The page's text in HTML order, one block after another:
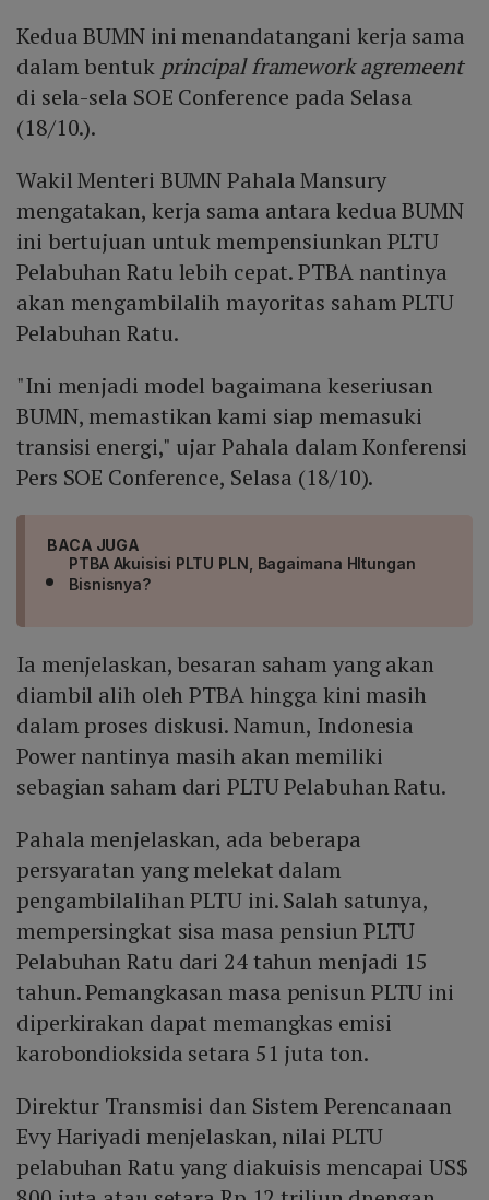
Kedua BUMN ini menandatangani kerja sama
dalam bentuk principal framework agremeent
di sela-sela SOE Conference pada Selasa
(18/10.).
Wakil Menteri BUMN Pahala Mansury
mengatakan, kerja sama antara kedua BUMN
ini bertujuan untuk mempensiunkan PLTU
Pelabuhan Ratu lebih cepat. PTBA nantinya
akan mengambilalih mayoritas saham PLTU
Pelabuhan Ratu.
"Ini menjadi model bagaimana keseriusan
BUMN, memastikan kami siap memasuki
transisi energi," ujar Pahala dalam Konferensi
Pers SOE Conference, Selasa (18/10).
BACA JUGA
PTBA Akuisisi PLTU PLN, Bagaimana HItungan
Bisnisnya?
Ia menjelaskan, besaran saham yang akan
diambil alih oleh PTBA hingga kini masih
dalam proses diskusi. Namun, Indonesia
Power nantinya masih akan memiliki
sebagian saham dari PLTU Pelabuhan Ratu.
Pahala menjelaskan, ada beberapa
persyaratan yang melekat dalam
pengambilalihan PLTU ini. Salah satunya,
mempersingkat sisa masa pensiun PLTU
Pelabuhan Ratu dari 24 tahun menjadi 15
tahun. Pemangkasan masa penisun PLTU ini
diperkirakan dapat memangkas emisi
karobondioksida setara 51 juta ton.
Direktur Transmisi dan Sistem Perencanaan
Evy Hariyadi menjelaskan, nilai PLTU
pelabuhan Ratu yang diakuisis mencapai US$